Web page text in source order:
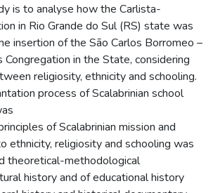
is to analyse how the Carlista-
in Rio Grande do Sul (RS) state was
insertion of the São Carlos Borromeo –
Congregation in the State, considering
religiosity, ethnicity and schooling.
process of Scalabrinian school
of Scalabrinian mission and
ethnicity, religiosity and schooling was
theoretical-methodological
history and of educational history